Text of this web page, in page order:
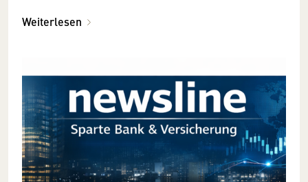
Weiterlesen